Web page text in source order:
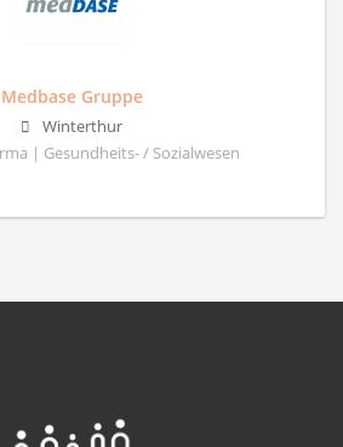
Medbase Gruppe
Winterthur
| Gesundheits- / Sozialwesen